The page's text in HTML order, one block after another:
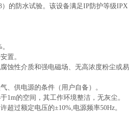
的防水试验。该设备满足IP防护等级IPX
置。
蚀性介质和强电磁场、无高浓度粉尘或易
、供电源的条件（用户自备）。
1m的空间，其工作环境整洁，无灰尘。
超过额定电压的±10%,电源频率50Hz。